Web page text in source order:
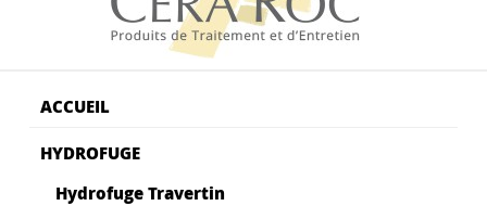
ACCUEIL
HYDROFUGE
Hydrofuge Travertin